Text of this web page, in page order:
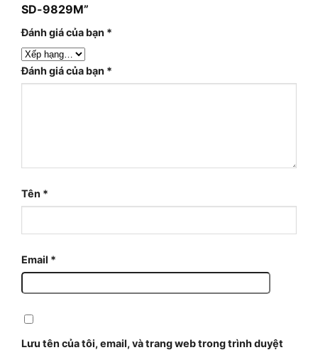
SD-9829M”
Đánh giá của bạn *
Đánh giá của bạn *
Tên *
Email *
Lưu tên của tôi, email, và trang web trong trình duyệt